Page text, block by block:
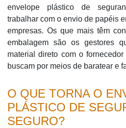
envelope plástico de
trabalhar com o envio de papéis
empresas. Os que mais têm
embalagem são os gestores
material direto com o
buscam por meios de baratear e
O QUE TORNA O
PLÁSTICO DE
SEGURO?